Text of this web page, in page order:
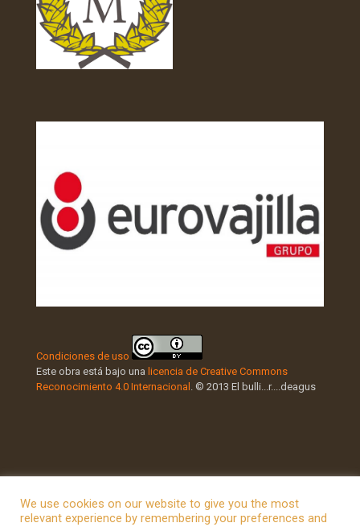
Condiciones de uso
Este obra está bajo una licencia de Creative Commons
Reconocimiento 4.0 Internacional . © 2013 El bulli...r....deagus
We use cookies on our website to give you the most
relevant experience by remembering your preferences and